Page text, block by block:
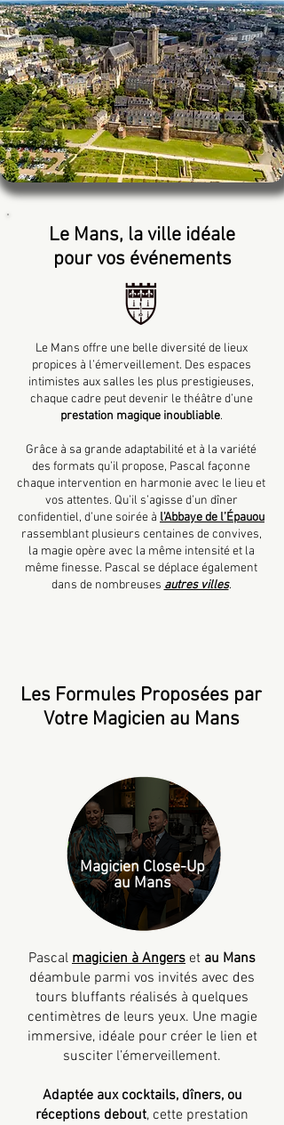
Le Mans, la ville idéale
pour vos événements
Le Mans offre une belle diversité de lieux
propices à l’émerveillement. Des espaces
intimistes aux salles les plus prestigieuses,
chaque cadre peut devenir le théâtre d’une
prestation magique inoubliable.
Grâce à sa grande adaptabilité et à la variété
des formats qu’il propose, Pascal façonne
chaque intervention en harmonie avec le lieu et
vos attentes. Qu’il s’agisse d’un dîner
confidentiel, d’une soirée à l'Abbaye de l’Épauou
rassemblant plusieurs centaines de convives,
la magie opère avec la même intensité et la
même finesse. Pascal se déplace également
dans de nombreuses autres villes.
Les Formules Proposées par
Votre Magicien au Mans
Magicien Close-Up
au Mans
Pascal magicien à Angers et au Mans
déambule parmi vos invités avec des
tours bluffants réalisés à quelques
centimètres de leurs yeux. Une magie
immersive, idéale pour créer le lien et
susciter l’émerveillement.
Adaptée aux cocktails, dîners, ou
réceptions debout, cette prestation